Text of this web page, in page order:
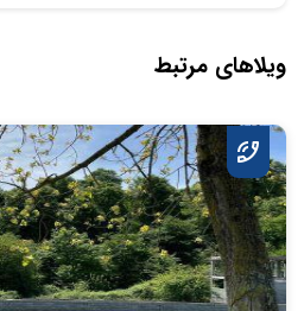
ویلاهای مرتبط